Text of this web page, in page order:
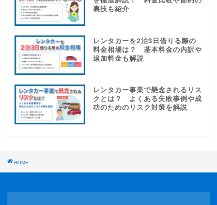
裏技も紹介
レンタカーを2泊3日借りる際の
料金相場は？ 基本料金の内訳や
追加料金も解説
レンタカー事業で懸念されるリス
クとは？ よくある失敗事例や成
功のためのリスク対策を解説
HOME